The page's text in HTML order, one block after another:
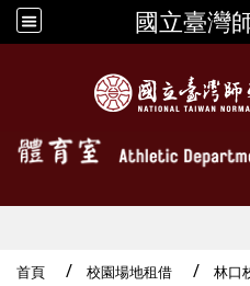
國立臺灣
首頁 校園場地租借 林口